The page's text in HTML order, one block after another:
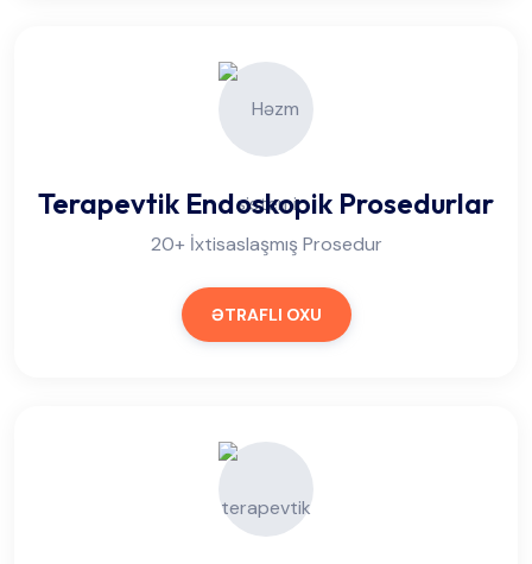
Terapevtik Endoskopik Prosedurlar
20+ İxtisaslaşmış Prosedur
ƏTRAFLI OXU